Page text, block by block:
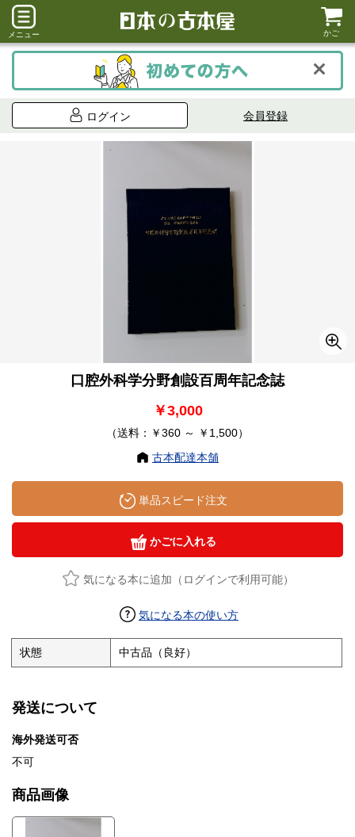
メニュー かご
ログイン 会員登録
口腔外科学分野創設百周年記念誌
￥3,000
（送料：￥360 ～ ￥1,500）
古本配達本舗
単品スピード注文
かごに入れる
気になる本に追加（ログインで利用可能）
気になる本の使い方
状態 中古品（良好）
発送について
海外発送可否
不可
商品画像